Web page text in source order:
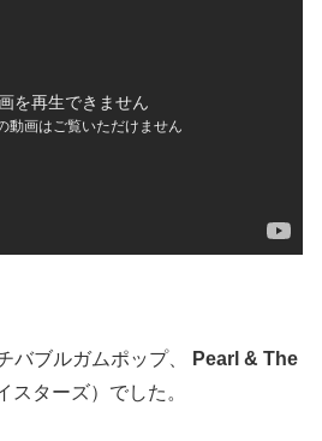
バブルガムポップ、
Pearl & The
スターズ）でした。